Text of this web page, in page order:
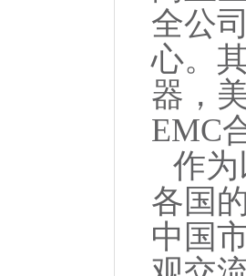
全公
心。
器，
EMC
作
各国
中国